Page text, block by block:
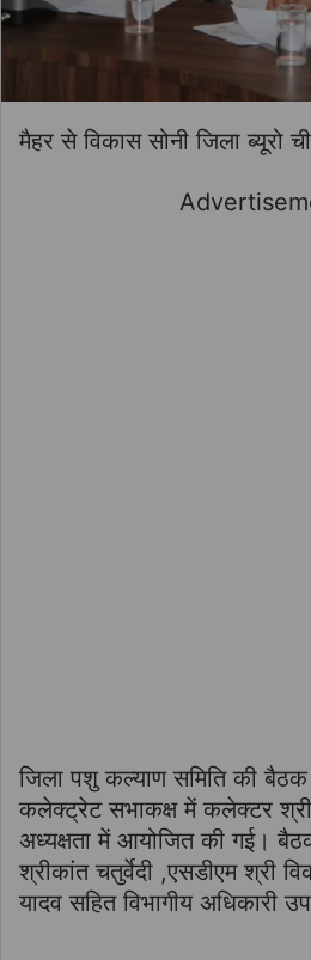
मैहर से विकास सोनी जिला ब्यूरो
जिला पशु कल्याण समिति की
कलेक्ट्रेट सभाकक्ष में कलेक्टर
अध्यक्षता में आयोजित की गई।
श्रीकांत चतुर्वेदी ,एसडीएम श्री
यादव सहित विभागीय अधिकारी